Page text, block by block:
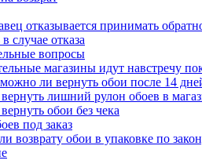
отказывается принимать
случае отказа
вопросы
магазины идут навстречу
ли вернуть обои после 14
лишний рулон обоев в
обои без чека
под заказ
возврату обои в упаковке по